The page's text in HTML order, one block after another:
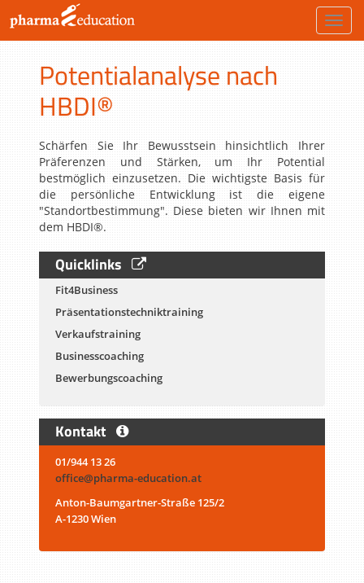
Potentialanalyse nach
HBDI®
Schärfen Sie Ihr Bewusstsein hinsichtlich Ihrer
Präferenzen und Stärken, um Ihr Potential
bestmöglich einzusetzen. Die wichtigste Basis für
die persönliche Entwicklung ist die eigene
"Standortbestimmung". Diese bieten wir Ihnen mit
dem HBDI®.
Quicklinks
Fit4Business
Präsentationstechniktraining
Verkaufstraining
Businesscoaching
Bewerbungscoaching
Kontakt
01/944 13 26
office@pharma-education.at
Anton-Baumgartner-Straße 125/2
A-1230 Wien